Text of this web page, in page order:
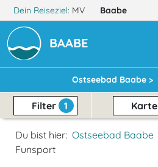
Dein Reiseziel: MV Baabe
BAABE
Ostseebad Baabe >
Filter 1 Karte
Du bist hier: Ostseebad Baabe
Funsport